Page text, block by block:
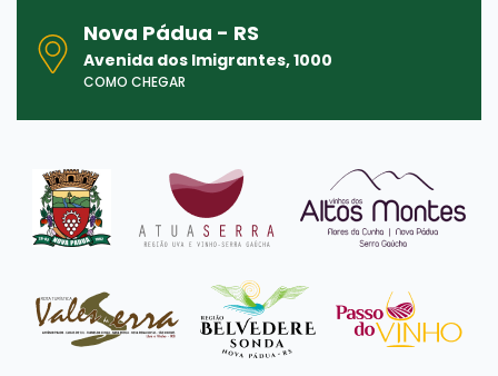
Nova Pádua - RS
Avenida dos Imigrantes, 1000
COMO CHEGAR